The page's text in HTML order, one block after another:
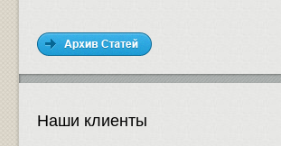
Наши клиенты